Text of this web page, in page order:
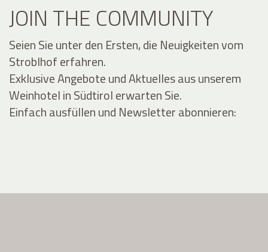
JOIN THE COMMUNITY
Seien Sie unter den Ersten, die Neuigkeiten vom
Stroblhof erfahren.
Exklusive Angebote und Aktuelles aus unserem
Weinhotel in Südtirol erwarten Sie.
Einfach ausfüllen und Newsletter abonnieren: